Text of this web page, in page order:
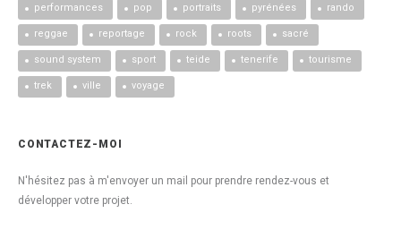
performances pop portraits pyrénées rando
reggae reportage rock roots sacré
sound system sport teide tenerife tourisme
trek ville voyage
CONTACTEZ-MOI
N'hésitez pas à m'envoyer un mail pour prendre rendez-vous et
développer votre projet.